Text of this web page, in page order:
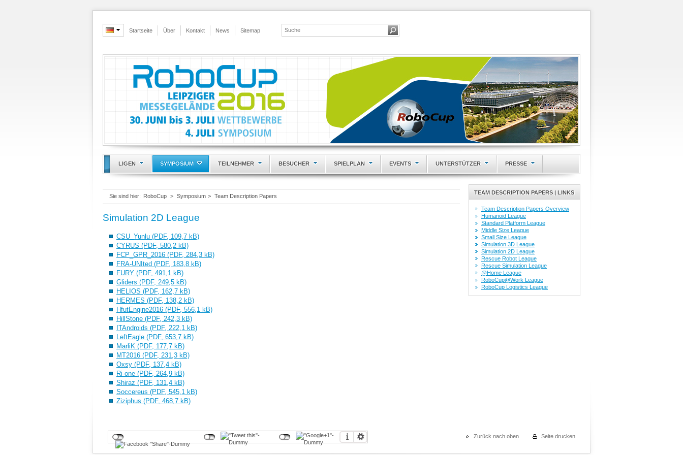
Startseite Über Kontakt News Sitemap
LIGEN SYMPOSIUM TEILNEHMER BESUCHER SPIELPLAN EVENTS UNTERSTÜTZER PRESSE
Sie sind hier: RoboCup > Symposium > Team Description Papers
Simulation 2D League
CSU_Yunlu (PDF, 109,7 kB)
CYRUS (PDF, 580,2 kB)
FCP_GPR_2016 (PDF, 284,3 kB)
FRA-UNIted (PDF, 183,8 kB)
FURY (PDF, 491,1 kB)
Gliders (PDF, 249,5 kB)
HELIOS (PDF, 162,7 kB)
HERMES (PDF, 138,2 kB)
HfutEngine2016 (PDF, 556,1 kB)
HillStone (PDF, 242,3 kB)
ITAndroids (PDF, 222,1 kB)
LeftEagle (PDF, 653,7 kB)
MarliK (PDF, 177,7 kB)
MT2016 (PDF, 231,3 kB)
Oxsy (PDF, 137,4 kB)
Ri-one (PDF, 264,9 kB)
Shiraz (PDF, 131,4 kB)
Soccereus (PDF, 545,1 kB)
Ziziphus (PDF, 468,7 kB)
TEAM DESCRIPTION PAPERS | LINKS
Team Description Papers Overview
Humanoid League
Standard Platform League
Middle Size League
Small Size League
Simulation 3D League
Simulation 2D League
Rescue Robot League
Rescue Simulation League
@Home League
RoboCup@Work League
RoboCup Logistics League
Seite drucken
Zurück nach oben